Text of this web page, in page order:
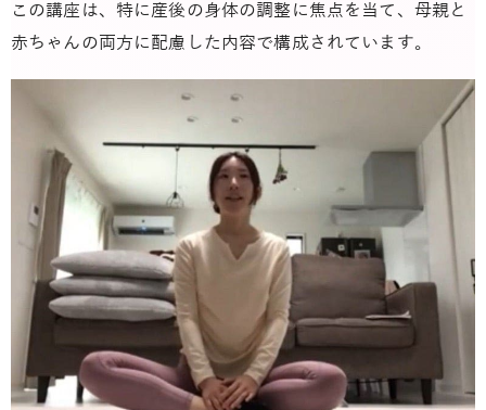
この講座は、特に産後の身体の調整に焦点を当て、母親と
赤ちゃんの両方に配慮した内容で構成されています。